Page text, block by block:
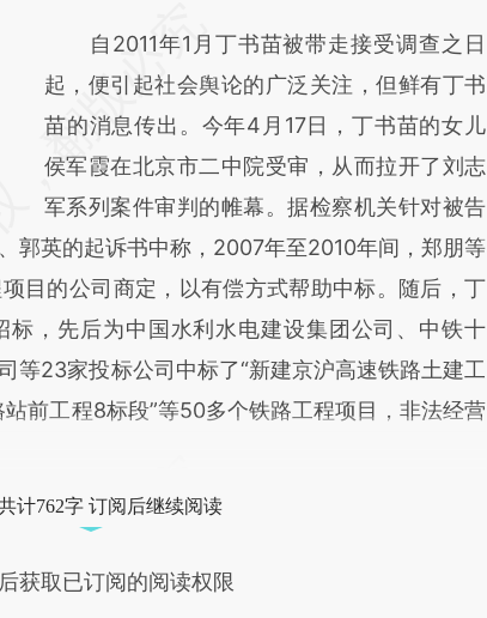
自2011年1月丁书苗被带走接受调查之日
起，便引起社会舆论的广泛关注，但鲜有丁书
苗的消息传出。今年4月17日，丁书苗的女儿
侯军霞在北京市二中院受审，从而拉开了刘志
军系列案件审判的帷幕。据检察机关针对被告
郭英的起诉书中称，2007年至2010年间，郑朋等
目的公司商定，以有偿方式帮助中标。随后，丁
标，先后为中国水利水电建设集团公司、中铁十
等23家投标公司中标了“新建京沪高速铁路土建工
前工程8标段”等50多个铁路工程项目，非法经营
计762字 订阅后继续阅读
获取已订阅的阅读权限